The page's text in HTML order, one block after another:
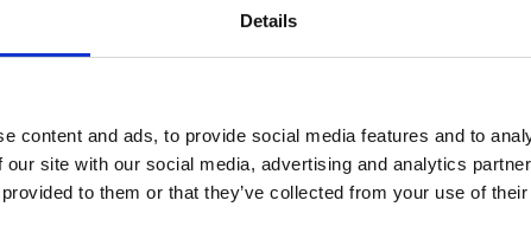
Details
content and ads, to provide social media features and to
our site with our social media, advertising and analytics
to them or that they’ve collected from your use of
adulți.
terapii moderne și strategii practice pentru
tulburărilor la domiciliu– Specialiștii noștri oferă
corectă a vorbirii în mediul de acasă.
metode inovatoare pentru a accelera progresul
de terapie logopedică, exerciții interactive și